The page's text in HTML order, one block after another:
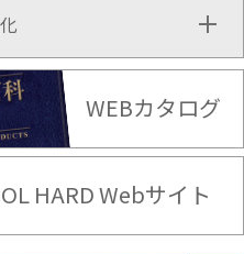
WEBカタログ
HARD Webサイト